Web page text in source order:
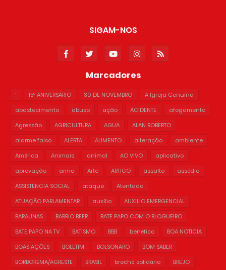
SIGAM-NOS
Marcadores
' 15º ANIVERSÁRIO 30 DE NOVEMBRO
A Igreja Genuína
abastecimento
abuso ação ACIDENTE
afogamento
Agressão
AGRICULTURA AGUA
ALAN ROBERTO
alarme falso
ALERTA ALIMENTO alteração
ambiente
América
Animais animal AO VIVO
aplicativo
aprovação
arma Arte ARTIGO assalto
assédio
ASSISTÊNCIA SOCIAL
ataque
Atentado
ATUAÇÃO PARLAMENTAR
auxílio
AUXILIO EMERGENCIAL
BARAUNAS
BARRIO BEER
BATE PAPO COM O BLOGUEIRO
BATE PAPO NA TV
BATISMO BBB benéfico
BOA NOTICIA
BOAS AÇÕES
BOLETIM BOLSONARO
BOM SABER
BORBOREMA/AGRESTE
BRASIL brechó solidário
BREJO